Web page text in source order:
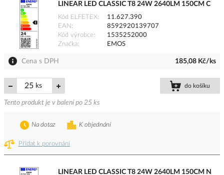
LINEAR LED CLASSIC T8 24W 2640LM 150CM C
Kód ELFETEX
11.627.390
EAN
8592920139707
Kód výrobce
1535252000
Značka
EMOS
Cena s DPH 185,08 Kč/ks
ks do košíku
Tento produkt je v balení po 25 ks
Přidat k porovnání
K objednání
Na dotaz
LINEAR LED CLASSIC T8 24W 2640LM 150CM N